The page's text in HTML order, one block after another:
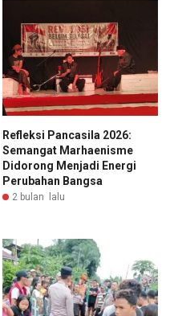
Refleksi Pancasila 2026:
Semangat Marhaenisme
Didorong Menjadi Energi
Perubahan Bangsa
2 bulan lalu